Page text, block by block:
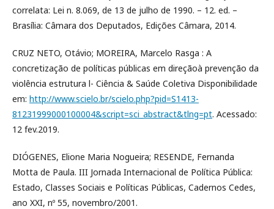
correlata: Lei n. 8.069, de 13 de julho de 1990. – 12. ed. –
Brasília: Câmara dos Deputados, Edições Câmara, 2014.
CRUZ NETO, Otávio; MOREIRA, Marcelo Rasga : A
concretização de políticas públicas em direçãoà prevenção da
violência estrutura l- Ciência & Saúde Coletiva Disponibilidade
em: http://www.scielo.br/scielo.php?pid=S1413-
81231999000100004&script=sci_abstract&tlng=pt. Acessado:
12 fev.2019.
DIÓGENES, Elione Maria Nogueira; RESENDE, Fernanda
Motta de Paula. III Jornada Internacional de Política Pública:
Estado, Classes Sociais e Políticas Públicas, Cadernos Cedes,
ano XXI, nº 55, novembro/2001.